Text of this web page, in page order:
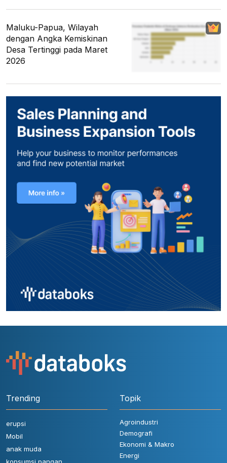
Maluku-Papua, Wilayah
dengan Angka Kemiskinan
Desa Tertinggi pada Maret
2026
Trending
erupsi
Mobil
anak muda
Topik
Agroindustri
Demografi
Ekonomi & Makro
Energi